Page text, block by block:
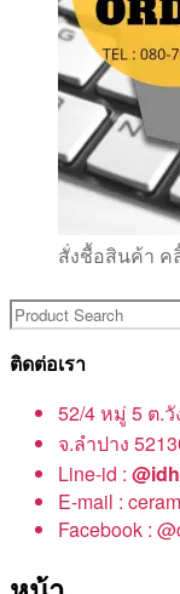
สั่งชื้อสินค้า ค
ติดต่อเรา
52/4 หมู่ 5 ต.
จ.ลำปาง
Line-id :
E-mail :
Facebook :